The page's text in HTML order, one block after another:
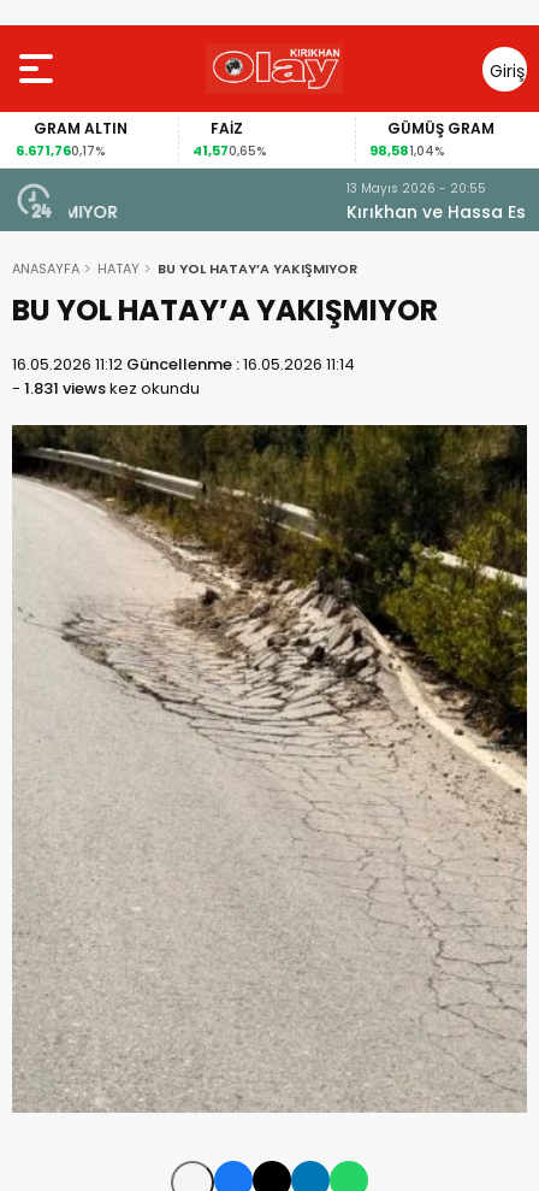
Giriş
Yap
GRAM ALTIN
6.671,760,17%
FAİZ
41,570,65%
GÜMÜŞ GRAM
98,581,04%
Kırıkhan ve Hassa Esnafına Müjdeli Haber
ANASAYFA HATAY BU YOL HATAY’A YAKIŞMIYOR
BU YOL HATAY’A YAKIŞMIYOR
16.05.2026 11:12 Güncellenme :16.05.2026 11:14
- 1.831 viewskez okundu